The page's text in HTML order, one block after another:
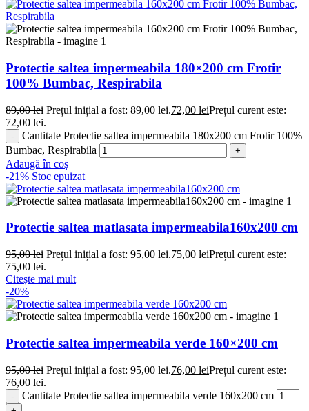
Protectie saltea impermeabila 180×200 cm Frotir
100% Bumbac, Respirabila
89,00lei Prețul inițial a fost: 89,00 lei.72,00 leiPrețul curent este:
72,00 lei.
Cantitate Protectie saltea impermeabila 180x200 cm Frotir 100%
Bumbac, Respirabila
Adaugă în coș
-21% Stoc epuizat
Protectie saltea matlasata impermeabila160x200 cm
95,00lei Prețul inițial a fost: 95,00 lei.75,00 leiPrețul curent este:
75,00 lei.
Citește mai mult
-20%
Protectie saltea impermeabila verde 160×200 cm
95,00lei Prețul inițial a fost: 95,00 lei.76,00 leiPrețul curent este:
76,00 lei.
Cantitate Protectie saltea impermeabila verde 160x200 cm